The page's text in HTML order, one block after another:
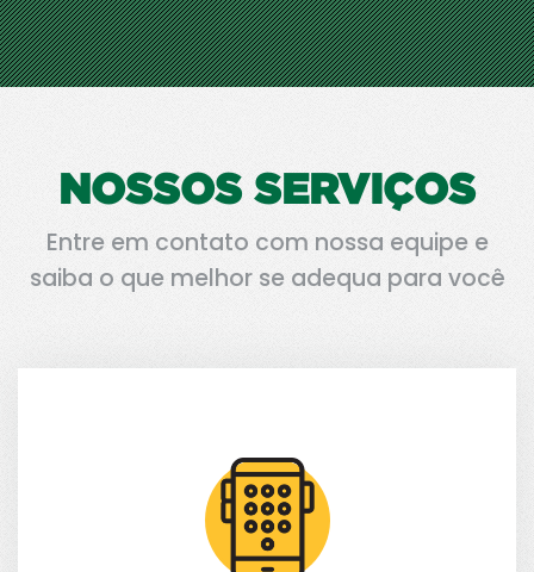
NOSSOS SERVIÇOS
Entre em contato com nossa equipe e
saiba o que melhor se adequa para você